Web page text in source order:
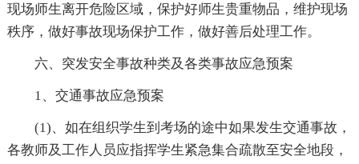
现场师生离开危险区域，保护好师生贵重物品，维护现场
秩序，做好事故现场保护工作，做好善后处理工作。
六、突发安全事故种类及各类事故应急预案
1、交通事故应急预案
(1)、如在组织学生到考场的途中如果发生交通事故，
各教师及工作人员应指挥学生紧急集合疏散至安全地段，